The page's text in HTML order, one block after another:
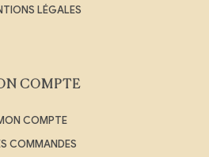
LÉGALES
COMPTE
COMPTE
COMMANDES